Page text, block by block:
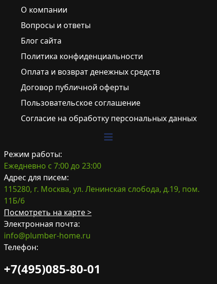
О компании
Вопросы и ответы
Блог сайта
Политика конфиденциальности
Оплата и возврат денежных средств
Договор публичной оферты
Пользовательское соглашение
Согласие на обработку персональных данных
Режим работы:
Ежедневно с 7:00 до 23:00
Адрес для писем:
115280, г. Москва, ул. Ленинская слобода, д.19, пом.
11Б/6
Посмотреть на карте >
Электронная почта:
info@plumber-home.ru
Телефон:
+7(495)085-80-01